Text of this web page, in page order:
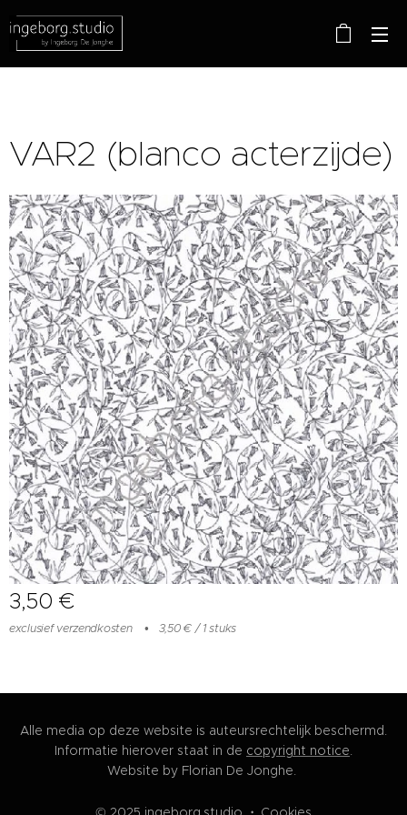
VAR2 (blanco acterzijde)
3,50 €
exclusief verzendkosten 3,50 € / 1 stuks
Alle media op deze website is auteursrechtelijk beschermd.
Informatie hierover staat in de copyright notice.
Website by Florian De Jonghe.